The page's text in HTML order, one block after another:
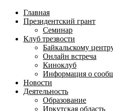
меню
Главная
Президентский грант
Семинар
Клуб трезвости
Байкальскому
Онлайн встреча
Киноклуб
Информация о
Новости
Деятельность
Образование
Иркутская область